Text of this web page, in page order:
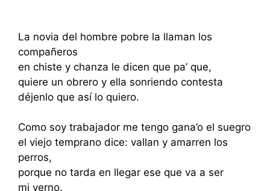
La novia del hombre pobre la llaman los
compañeros
en chiste y chanza le dicen que pa’ que,
quiere un obrero y ella sonriendo contesta
déjenlo que así lo quiero.
Como soy trabajador me tengo gana’o el suegro
el viejo temprano dice: vallan y amarren los
perros,
porque no tarda en llegar ese que va a ser
mi yerno.